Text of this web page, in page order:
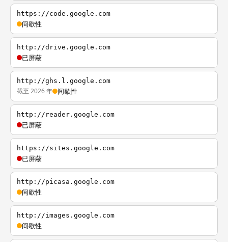
https://code.google.com
间歇性
http://drive.google.com
已屏蔽
http://ghs.l.google.com
截至 2026 年 间歇性
http://reader.google.com
已屏蔽
https://sites.google.com
已屏蔽
http://picasa.google.com
间歇性
http://images.google.com
间歇性